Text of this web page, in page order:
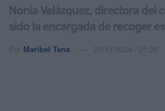
Nonia Velázquez, directora del
sido la encargada de recoger
Por Maribel Tena 25/11/2024 - 21:32